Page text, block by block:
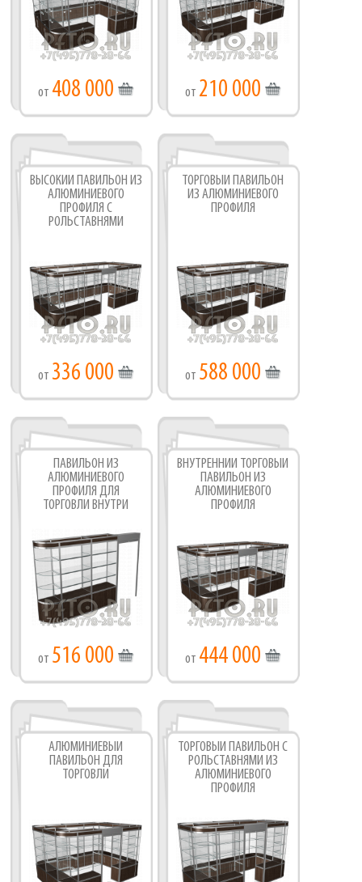
от 408 000 от 210 000
ВЫСОКИЙ ПАВИЛЬОН ИЗ
АЛЮМИНИЕВОГО
ПРОФИЛЯ С
РОЛЬСТАВНЯМИ
от 336 000
ТОРГОВЫЙ ПАВИЛЬОН
ИЗ АЛЮМИНИЕВОГО
ПРОФИЛЯ
от 588 000
ПАВИЛЬОН ИЗ
АЛЮМИНИЕВОГО
ПРОФИЛЯ ДЛЯ
ТОРГОВЛИ ВНУТРИ
от 516 000
ВНУТРЕННИЙ ТОРГОВЫЙ
ПАВИЛЬОН ИЗ
АЛЮМИНИЕВОГО
ПРОФИЛЯ
от 444 000
АЛЮМИНИЕВЫЙ
ПАВИЛЬОН ДЛЯ
ТОРГОВЛИ
ТОРГОВЫЙ ПАВИЛЬОН С
РОЛЬСТАВНЯМИ ИЗ
АЛЮМИНИЕВОГО
ПРОФИЛЯ